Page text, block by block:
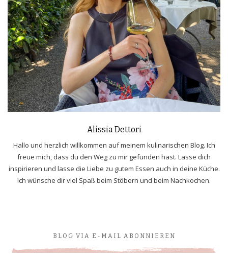
Alissia Dettori
Hallo und herzlich willkommen auf meinem kulinarischen Blog. Ich
freue mich, dass du den Weg zu mir gefunden hast. Lasse dich
inspirieren und lasse die Liebe zu gutem Essen auch in deine Küche.
Ich wünsche dir viel Spaß beim Stöbern und beim Nachkochen.
BLOG VIA E-MAIL ABONNIEREN